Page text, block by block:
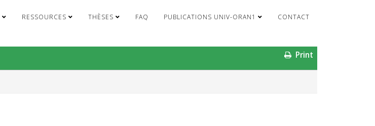
RESSOURCES THÈSES FAQ PUBLICATIONS UNIV-ORAN1 CONTACT
Print